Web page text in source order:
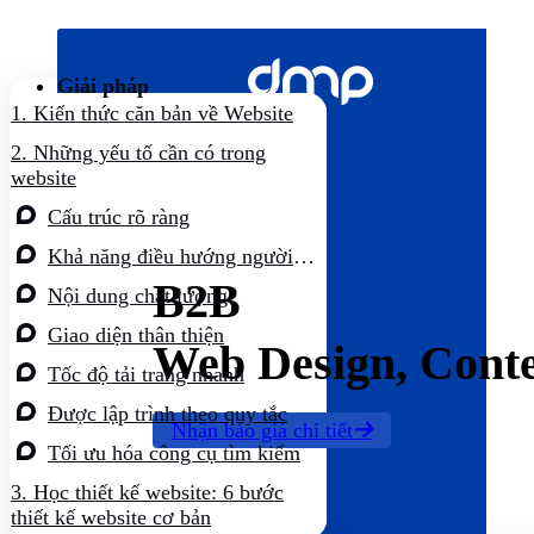
dung
Giải pháp
B2B
Web Design,
Nhận báo giá chi tiết
1. Kiến thức căn bản về Website
2. Những yếu tố cần có trong
website
Cấu trúc rõ ràng
Khả năng điều hướng người
dùng tốt
Nội dung chất lượng
Giao diện thân thiện
Tốc độ tải trang nhanh
Được lập trình theo quy tắc
Tối ưu hóa công cụ tìm kiếm
3. Học thiết kế website: 6 bước
thiết kế website cơ bản